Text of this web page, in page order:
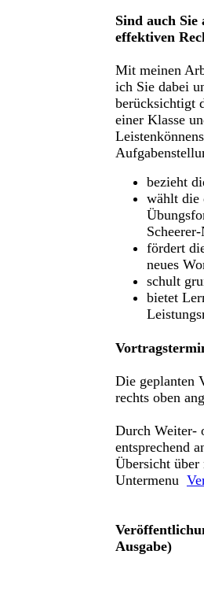
Sind auch
effektiven
Mit meinen
ich Sie dabei
berücksichtigt
einer Klasse
bezieht
wählt die
fördert
neues
schult
bietet
Die geplanten
rechts oben
Durch Weiter-
entsprechend
Übersicht
Untermenu
Ausgabe)